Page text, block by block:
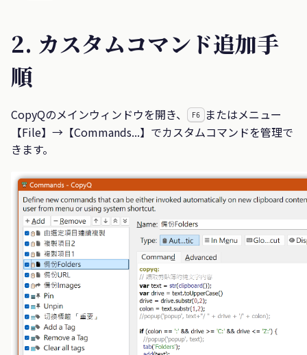
2. カスタムコマンド追加手
順
CopyQのメインウィンドウを開き、 F6
またはメニュー
【File】→【Commands...】でカスタムコマンドを管理で
きます。